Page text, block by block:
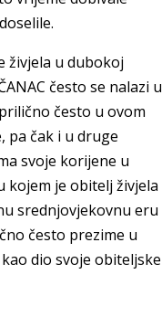
živjela u dubokoj
često se nalazi u
često u ovom
pa čak i u druge
svoje korijene u
kojem je obitelj živjela
srednjovjekovnu eru
često prezime u
dio svoje obiteljske